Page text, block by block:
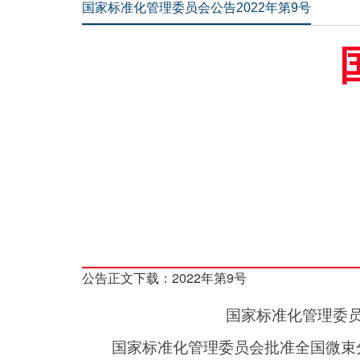
国家标准化管理委员会公告2022年第9号
公告正文下载： 2022年第9号
国家标准化管理委
国家标准化管理委员会批准全国微